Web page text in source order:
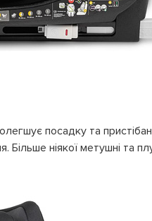
посадку та
Більше ніякої метушні